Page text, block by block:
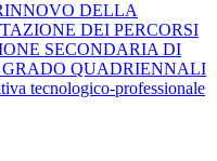
DELLA
DEI PERCORSI
SECONDARIA DI
GRADO QUADRIENNALI
tecnologico-professionale